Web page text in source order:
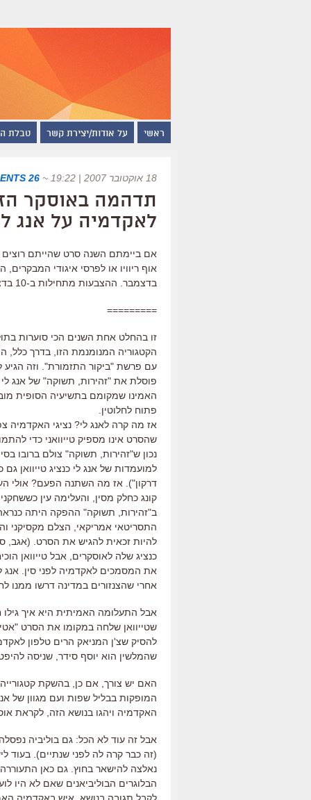
ראשי על אודות/יצירת קשר טבלת
18 אוקטובר 2007 | 19:22 ~
26 COMMENTS
תדהמה באוסקר
לאקדמיה על אנג
אם ביימתם השנה סרט שהייתם רוצים
בדצמבר. ההצבעות מתחילות ב-10 בדצמבר.
=========
זו בהחלט אחת השנים הכי סוערות
הקטגוריה המנומנמת הזו, בדרך כלל,
עם פרשת "ביקור התזמורת". וזה הגיע
פוסלת את "זהירות, תשוקה" של אנג
האמינו שמקומם בתשיעיה הסופית
פתוח לחלוטין.
אז מה קרה לאנג לי? נציגי האקדמיה
שהסרט אינו מספיק טייוואני כדי
נכון ש"זהירות, תשוקה" צולם ברובו
למועמדות של אנג לי כנציג טייוואן גם
דרקון"). אז מה השתנה הפעם? אולי
קונג כחלק מסין, והעלימה עין
ב"זהירות, תשוקה" ההפקה היתה
התסריטאי אמריקאי, הצלם מקסיקני
להיות זכאית להגיש את הסרט.
כנציג שלה לאוסקרים, אבל טייוואן
את המסמכים לאקדמיה לפני סין. אנג
אחרי שהצנזורים במדינה דרשו ממנו
אבל התעלומה האמיתית היא איך גילו
שטייוואן שלחה במקומו את הסרט
להסיק שצ'ן המניאק הרים טלפון
שהמלשין הוא יוסף סידר, שניסה
האם יש צורך, אם כן, בהשקת
המופקות בבליל שפות ועם מגוון של
האקדמיה ויהגו בנושא הזה, לקראת אוסקר
אבל זה עוד לא הכל: גם בוליביה
(זה כבר קרה לה לפני שנתיים). בעוד
נאלצה להישאר בחוץ. גם כאן
הבלוגרים הבוליביאנים שאם לא היו